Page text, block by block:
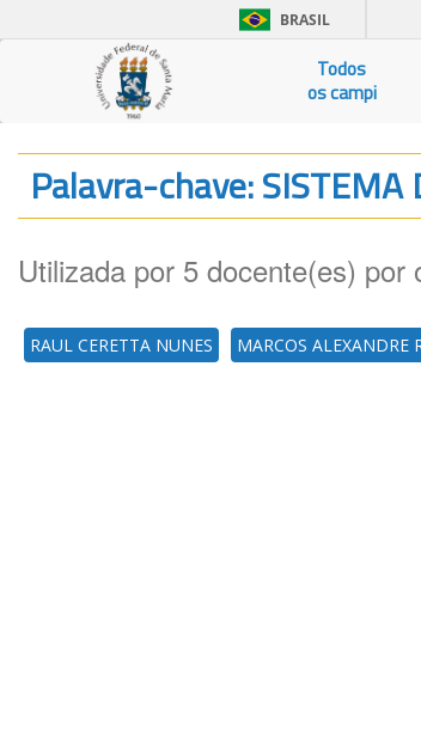
BRASIL
Todos
os campi
Palavra-chave: SISTEMA
Utilizada por 5 docente(es) por
RAUL CERETTA NUNES MARCOS ALEXANDRE